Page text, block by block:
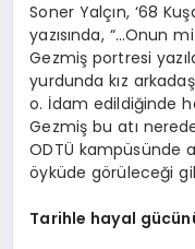
Soner Yalçın, ‘68
yazısında, “…Onun
Gezmiş portresi
yurdunda kız
o. İdam edildiğinde
Gezmiş bu atı
ODTÜ kampüsünde
öyküde görüleceği
Tarihle hayal